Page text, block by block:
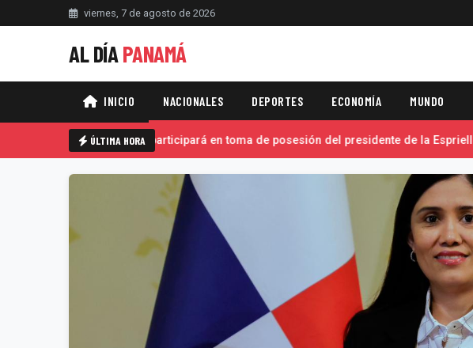
viernes, 7 de agosto de 2026
AL DÍAPANAMÁ
INICIO NACIONALES DEPORTES ECONOMÍA MUNDO
ÚLTIMA HORA
Mulino viaja a Colombia, participará en toma de posesión del presidente de la Espriella